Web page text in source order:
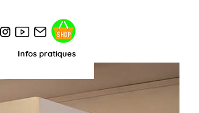
Infos pratiques